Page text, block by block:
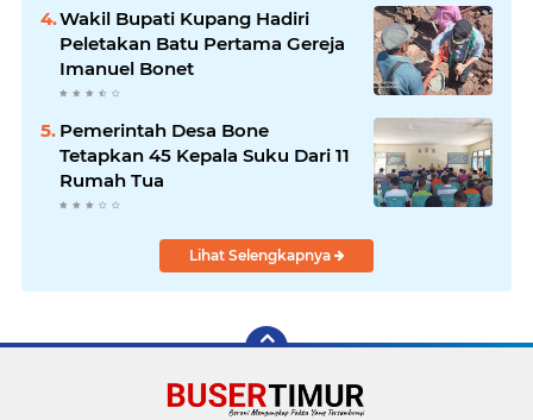
Wakil Bupati Kupang Hadiri
Peletakan Batu Pertama Gereja
Imanuel Bonet
Pemerintah Desa Bone
Tetapkan 45 Kepala Suku Dari 11
Rumah Tua
Lihat Selengkapnya